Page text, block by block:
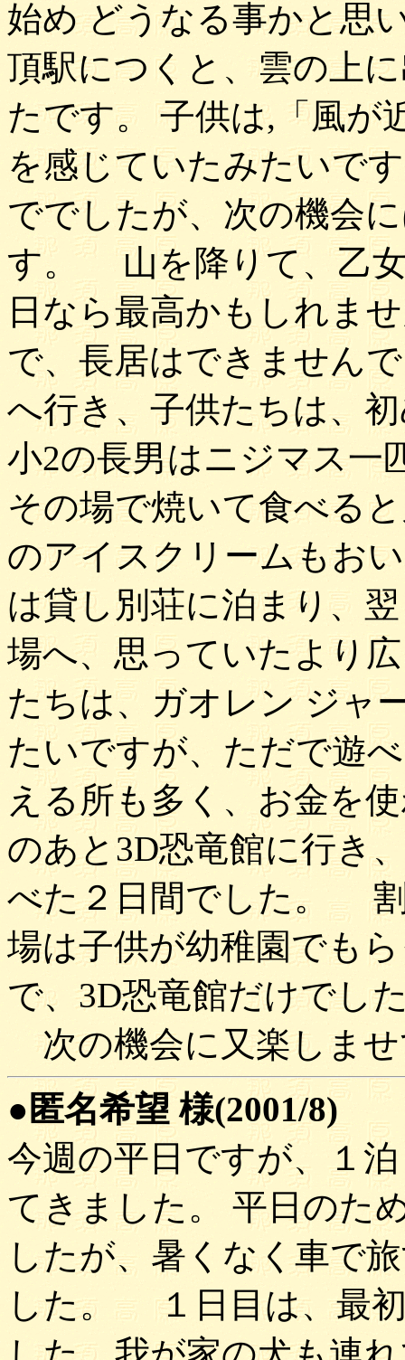
始め どうなる事かと思
頂駅につくと、雲の上
たです。 子供は,「風が
を感じていたみたいで
ででしたが、次の機会
す。 山を降りて、乙
日なら最高かもしれま
で、長居はできません
へ行き、子供たちは、
小2の長男はニジマス一
その場で焼いて食べる
のアイスクリームもお
は貸し別荘に泊まり、
場へ、思っていたより
たちは、ガオレン ジャ
たいですが、ただで遊
える所も多く、お金を
のあと3D恐竜館に行き
べた２日間でした。
場は子供が幼稚園でも
で、3D恐竜館だけでし
次の機会に又楽しま
●匿名希望 様(2001/8)
今週の平日ですが、１
てきました。 平日のた
したが、暑くなく車で
した。 １日目は、最